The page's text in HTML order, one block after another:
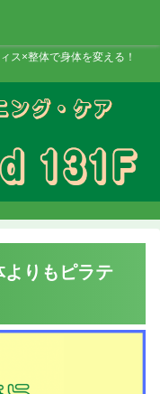
ス×整体で身体を変える！
りもピラテ